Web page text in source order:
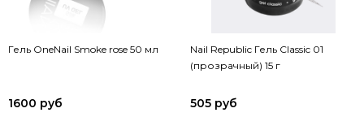
Гель OneNail Smoke rose 50 мл
1600 руб
Nail Republic Гель Classic 01
(прозрачный) 15 г
505 руб